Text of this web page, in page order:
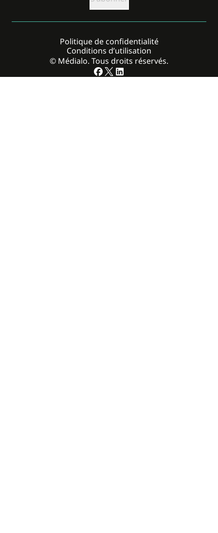
© Médialo. Tous droits réservés.
Politique de confidentialité
Conditions d’utilisation